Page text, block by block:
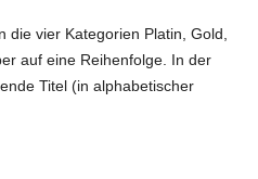
die vier Kategorien Platin, Gold,
auf eine Reihenfolge. In der
Titel (in alphabetischer